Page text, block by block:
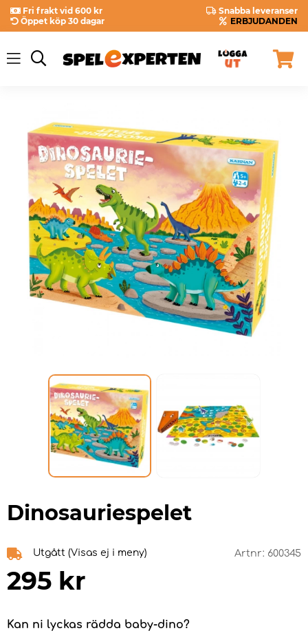
Fri frakt vid 600 kr
Snabba leveranser
Öppet köp 30 dagar
ERBJUDANDEN
Dinosauriespelet
Utgått (Visas ej i meny) Artnr: 600345
295 kr
Kan ni lyckas rädda baby-dino?